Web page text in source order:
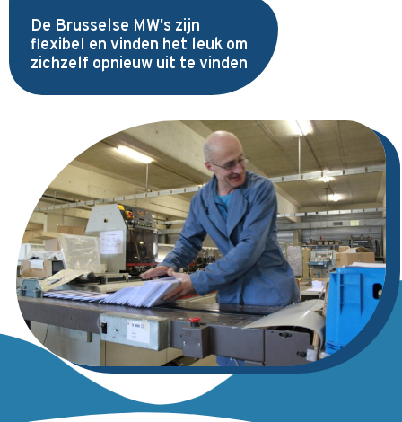
De Brusselse MW's zijn
flexibel en vinden het leuk om
zichzelf opnieuw uit te vinden